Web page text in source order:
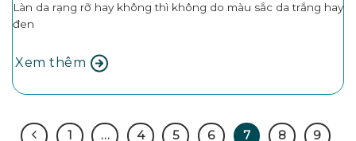
Làn da rạng rỡ hay không thì không do màu sắc da trắng hay
đen
Xem thêm
1 … 4 5 6 7 8 9